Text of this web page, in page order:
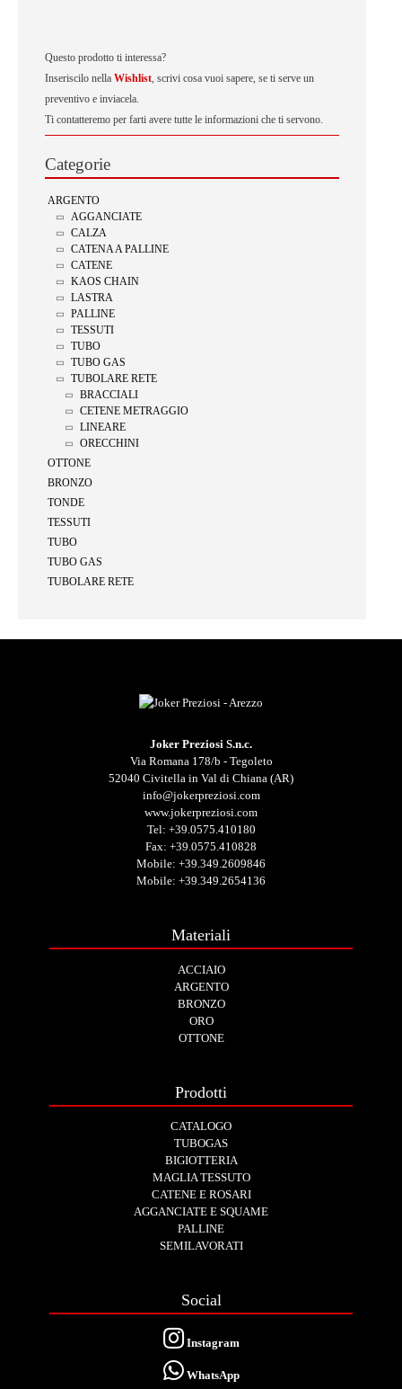
Questo prodotto ti interessa?
Inseriscilo nella Wishlist, scrivi cosa vuoi sapere, se ti serve un
preventivo e inviacela.
Ti contatteremo per farti avere tutte le informazioni che ti servono.
Categorie
ARGENTO
AGGANCIATE
CALZA
CATENA A PALLINE
CATENE
KAOS CHAIN
LASTRA
PALLINE
TESSUTI
TUBO
TUBO GAS
TUBOLARE RETE
BRACCIALI
CETENE METRAGGIO
LINEARE
ORECCHINI
OTTONE
BRONZO
TONDE
TESSUTI
TUBO
TUBO GAS
TUBOLARE RETE
Joker Preziosi S.n.c.
Via Romana 178/b - Tegoleto
52040 Civitella in Val di Chiana (AR)
info@jokerpreziosi.com
www.jokerpreziosi.com
Tel: +39.0575.410180
Fax: +39.0575.410828
Mobile: +39.349.2609846
Mobile: +39.349.2654136
Materiali
ACCIAIO
ARGENTO
BRONZO
ORO
OTTONE
Prodotti
CATALOGO
TUBOGAS
BIGIOTTERIA
MAGLIA TESSUTO
CATENE E ROSARI
AGGANCIATE E SQUAME
PALLINE
SEMILAVORATI
Social
Instagram
WhatsApp